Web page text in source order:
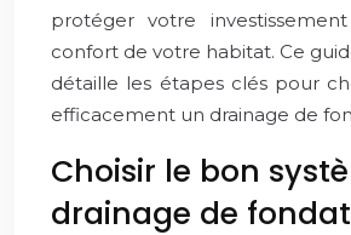
protéger votre
confort de votre habitat. Ce
détaille les étapes clés pour
efficacement un drainage de
Choisir le bon
drainage de